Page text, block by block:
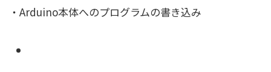
・Arduino本体へのプログラムの書き込み